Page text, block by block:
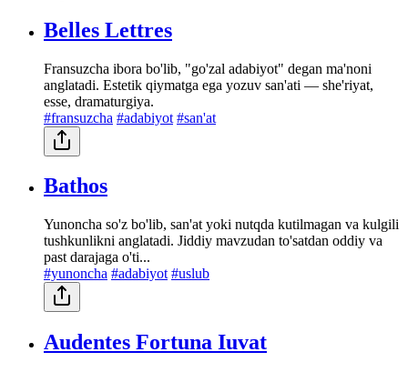
Belles Lettres
Fransuzcha ibora bo'lib, "go'zal adabiyot" degan ma'noni
anglatadi. Estetik qiymatga ega yozuv san'ati — she'riyat,
esse, dramaturgiya.
#fransuzcha #adabiyot #san'at
Bathos
Yunoncha so'z bo'lib, san'at yoki nutqda kutilmagan va kulgili
tushkunlikni anglatadi. Jiddiy mavzudan to'satdan oddiy va
past darajaga o'ti...
#yunoncha #adabiyot #uslub
Audentes Fortuna Iuvat